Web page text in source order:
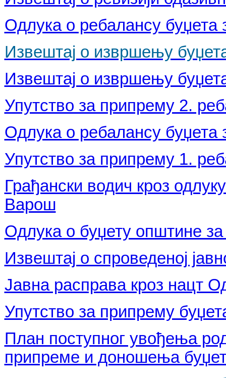
Одлука о ребалансу буџета
Извештај о извршењу
Извештај о извршењу
Упутство за припрему 2.
Одлука о ребалансу буџета
Упутство за припрему 1.
Грађански водич кроз
Варош
Одлука о буџету општине за
Извештај о спроведеној
Јавна расправа кроз нацт
Упутство за припрему
План поступног увођења
припреме и доношења